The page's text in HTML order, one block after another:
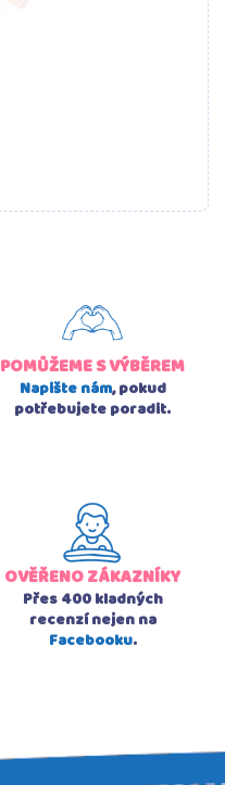
POMŮŽEME S VÝBĚREM
Napište nám, pokud
potřebujete poradit.
OVĚŘENO ZÁKAZNÍKY
Přes 400 kladných
recenzí nejen na
Facebooku.